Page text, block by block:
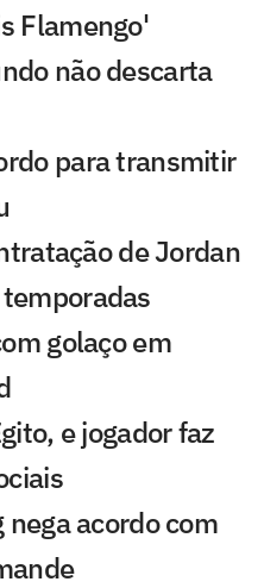
Flamengo'
não descarta
para transmitir
de Jordan
golaço em
e jogador faz
nega acordo com